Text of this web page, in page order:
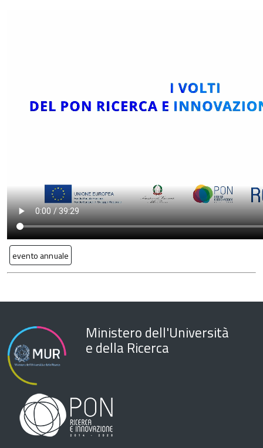
evento annuale
Ministero dell'Università
e della Ricerca